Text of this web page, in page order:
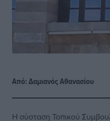
Από:Δαμιανός Αθανασίου
Η σύσταση Τοπικού